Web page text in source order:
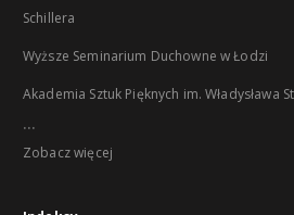
Schillera
Wyższe Seminarium Duchowne w Łodzi
Akademia Sztuk Pięknych im. Władysława
...
Zobacz więcej